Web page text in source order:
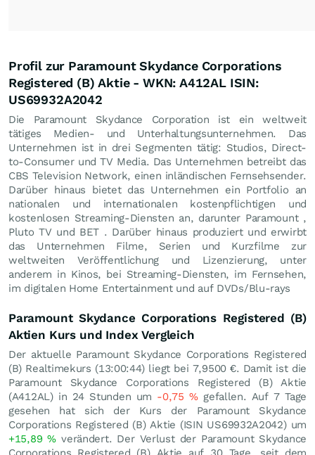
Profil zur Paramount Skydance Corporations
Registered (B) Aktie - WKN: A412AL ISIN:
US69932A2042
Die Paramount Skydance Corporation ist ein weltweit
tätiges Medien- und Unterhaltungsunternehmen. Das
Unternehmen ist in drei Segmenten tätig: Studios, Direct-
to-Consumer und TV Media. Das Unternehmen betreibt das
CBS Television Network, einen inländischen Fernsehsender.
Darüber hinaus bietet das Unternehmen ein Portfolio an
nationalen und internationalen kostenpflichtigen und
kostenlosen Streaming-Diensten an, darunter Paramount ,
Pluto TV und BET . Darüber hinaus produziert und erwirbt
das Unternehmen Filme, Serien und Kurzfilme zur
weltweiten Veröffentlichung und Lizenzierung, unter
anderem in Kinos, bei Streaming-Diensten, im Fernsehen,
im digitalen Home Entertainment und auf DVDs/Blu-rays
Paramount Skydance Corporations Registered (B)
Aktien Kurs und Index Vergleich
Der aktuelle Paramount Skydance Corporations Registered
(B) Realtimekurs (13:00:44) liegt bei 7,9500 €. Damit ist die
Paramount Skydance Corporations Registered (B) Aktie
(A412AL) in 24 Stunden um -0,75%gefallen. Auf 7 Tage
gesehen hat sich der Kurs der Paramount Skydance
Corporations Registered (B) Aktie (ISIN US69932A2042) um
+15,89% verändert. Der Verlust der Paramount Skydance